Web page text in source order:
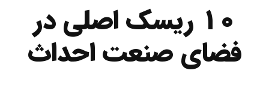
۱۰ ریسک اصلی در
فضای صنعت احداث